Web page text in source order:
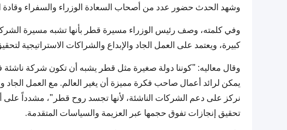
وشهد الحدث حضور عدد من أصحاب السعادة الوزراء والسفراء وقادة
وفي كلمته، وصف رئيس الوزراء مسيرة قطر بأنها تشبه مسيرة
كبيرة، ويعتمد على العمل الجاد والإبداع والشراكات الاستراتيجية
وقال معاليه: "كوننا دولة صغيرة مثل قطر يشبه أن تكون شركة ناشئة
يمكن لرائد أعمال صاحب فكرة مميزة أن يغير العالم. مع العمل الجاد
نركز على دعم الشركات الناشئة، لأنها تجسد روح قطر"، مشدداً على
تحقيق إنجازات تفوق حجمها عبر العزيمة والسياسات المتقدمة.